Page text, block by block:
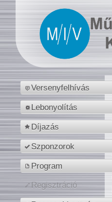
Versenyfelhívás
Lebonyolítás
Díjazás
Szponzorok
Program
Regisztráció